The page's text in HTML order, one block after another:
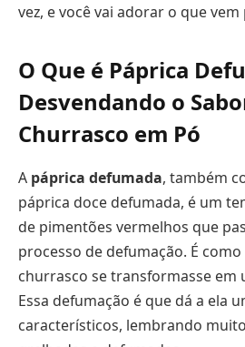
vez, e você vai adorar o que vem
O Que é Páprica
Desvendando o
Churrasco em Pó
A páprica defumada, também
páprica doce defumada, é um
de pimentões vermelhos que
processo de defumação. É
churrasco se transformasse em
Essa defumação é que dá a ela
característicos, lembrando